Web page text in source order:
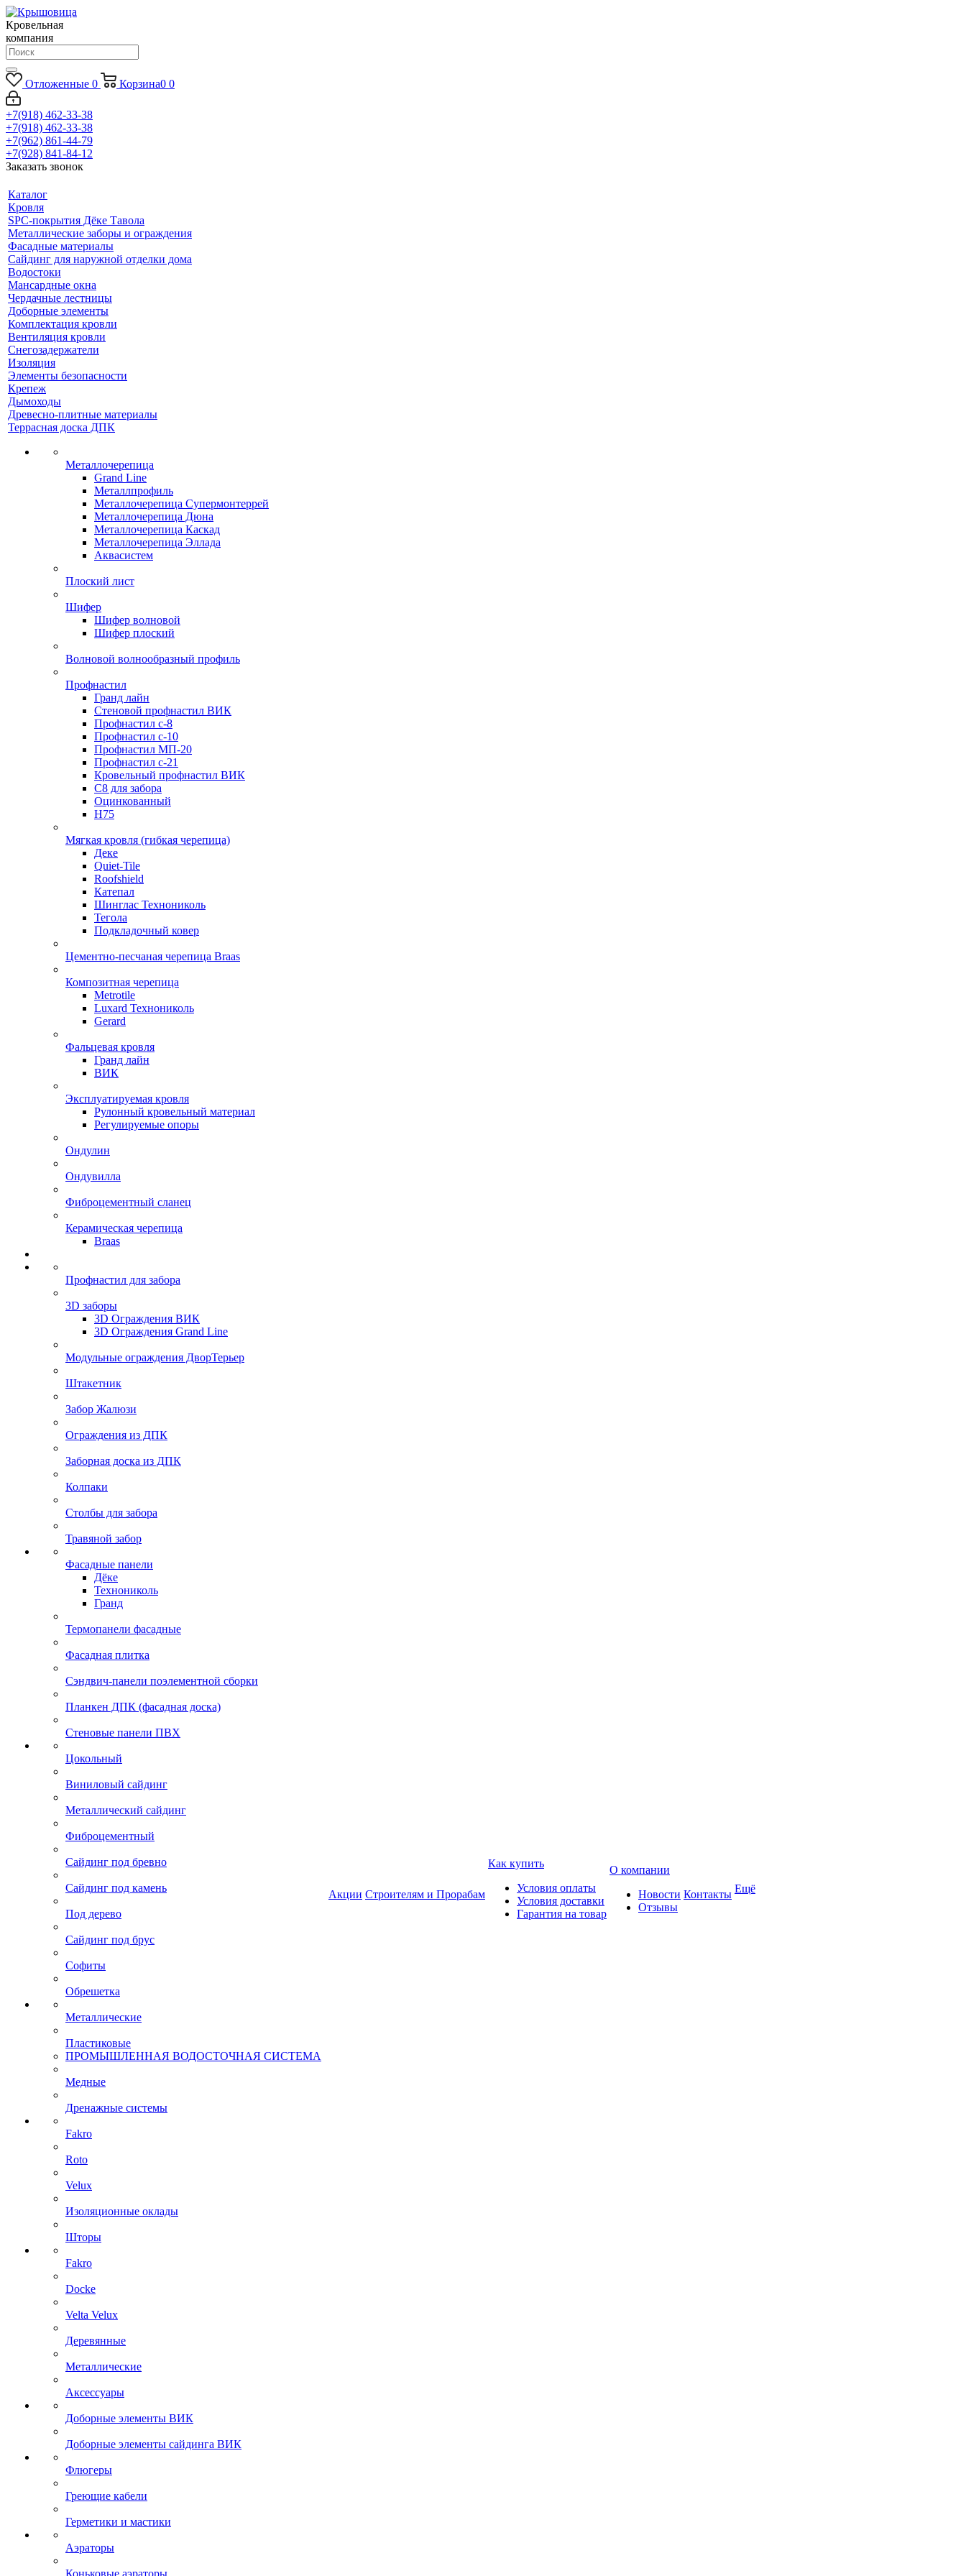
Кровельная
компания
Отложенные 0 Корзина0 0
+7(918) 462-33-38
+7(918) 462-33-38
+7(962) 861-44-79
+7(928) 841-84-12
Заказать звонок
Каталог
Кровля
SPC-покрытия Дёке Тавола
Металлические заборы и ограждения
Фасадные материалы
Сайдинг для наружной отделки дома
Водостоки
Мансардные окна
Чердачные лестницы
Доборные элементы
Комплектация кровли
Вентиляция кровли
Снегозадержатели
Изоляция
Элементы безопасности
Крепеж
Дымоходы
Древесно-плитные материалы
Террасная доска ДПК
Металлочерепица
Grand Line
Металлпрофиль
Металлочерепица Супермонтеррей
Металлочерепица Дюна
Металлочерепица Каскад
Металлочерепица Эллада
Аквасистем
Плоский лист
Шифер
Шифер волновой
Шифер плоский
Волновой волнообразный профиль
Профнастил
Гранд лайн
Стеновой профнастил ВИК
Профнастил с-8
Профнастил с-10
Профнастил МП-20
Профнастил с-21
Кровельный профнастил ВИК
С8 для забора
Оцинкованный
Н75
Мягкая кровля (гибкая черепица)
Деке
Quiet-Tile
Roofshield
Катепал
Шинглас Технониколь
Тегола
Подкладочный ковер
Цементно-песчаная черепица Braas
Композитная черепица
Metrotile
Luxard Технониколь
Gerard
Фальцевая кровля
Гранд лайн
ВИК
Эксплуатируемая кровля
Рулонный кровельный материал
Регулируемые опоры
Ондулин
Ондувилла
Фиброцементный сланец
Керамическая черепица
Braas
Профнастил для забора
3D заборы
3D Ограждения ВИК
3D Ограждения Grand Line
Модульные ограждения ДворТерьер
Штакетник
Забор Жалюзи
Ограждения из ДПК
Заборная доска из ДПК
Колпаки
Столбы для забора
Травяной забор
Фасадные панели
Дёке
Технониколь
Гранд
Термопанели фасадные
Фасадная плитка
Сэндвич-панели поэлементной сборки
Планкен ДПК (фасадная доска)
Стеновые панели ПВХ
Цокольный
Виниловый сайдинг
Металлический сайдинг
Фиброцементный
Сайдинг под бревно
Сайдинг под камень
Под дерево
Сайдинг под брус
Софиты
Обрешетка
Металлические
Пластиковые
ПРОМЫШЛЕННАЯ ВОДОСТОЧНАЯ СИСТЕМА
Медные
Дренажные системы
Fakro
Roto
Velux
Изоляционные оклады
Шторы
Fakro
Docke
Velta Velux
Деревянные
Металлические
Аксессуары
Доборные элементы ВИК
Доборные элементы сайдинга ВИК
Флюгеры
Греющие кабели
Герметики и мастики
Аэраторы
Коньковые аэраторы
Акции Строителям и Прорабам
Как купить
Условия оплаты
Условия доставки
Гарантия на товар
О компании
Новости
Отзывы
Контакты Ещё